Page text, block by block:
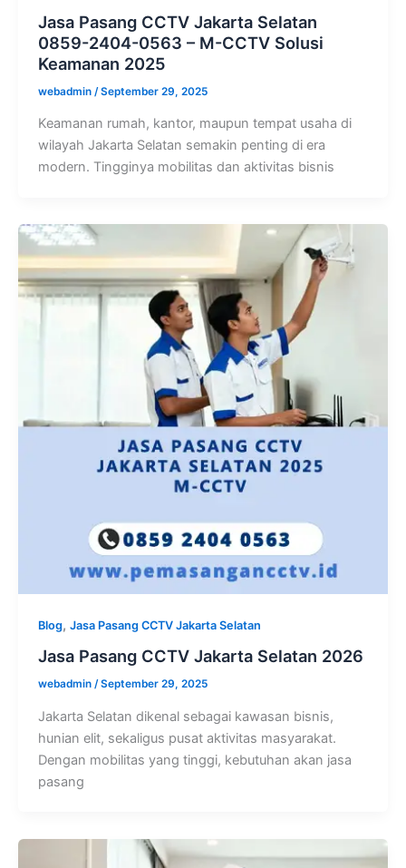
Jasa Pasang CCTV Jakarta Selatan
0859-2404-0563 – M-CCTV Solusi
Keamanan 2025
webadmin /September 29, 2025
Keamanan rumah, kantor, maupun tempat usaha di
wilayah Jakarta Selatan semakin penting di era
modern. Tingginya mobilitas dan aktivitas bisnis
Blog, Jasa Pasang CCTV Jakarta Selatan
Jasa Pasang CCTV Jakarta Selatan 2026
webadmin /September 29, 2025
Jakarta Selatan dikenal sebagai kawasan bisnis,
hunian elit, sekaligus pusat aktivitas masyarakat.
Dengan mobilitas yang tinggi, kebutuhan akan jasa
pasang